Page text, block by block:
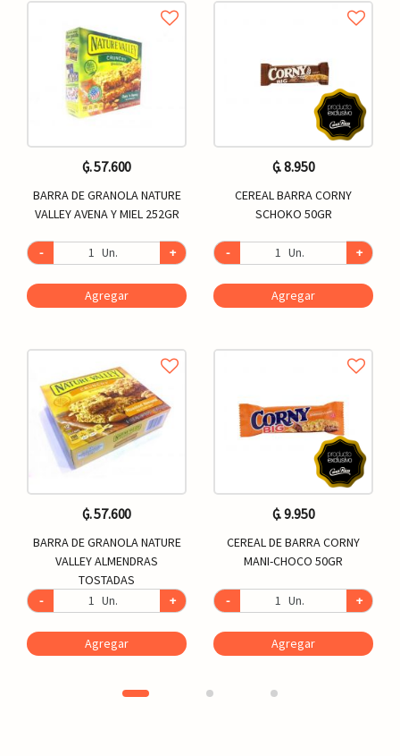
₲. 57.600
BARRA DE GRANOLA NATURE
VALLEY AVENA Y MIEL 252GR
- Un. +
Agregar
₲. 57.600
BARRA DE GRANOLA NATURE
VALLEY ALMENDRAS
TOSTADAS
-
Un. +
Agregar
₲. 8.950
CEREAL BARRA CORNY
SCHOKO 50GR
- Un. +
Agregar
₲. 9.950
CEREAL DE BARRA CORNY
MANI-CHOCO 50GR
- Un. +
Agregar